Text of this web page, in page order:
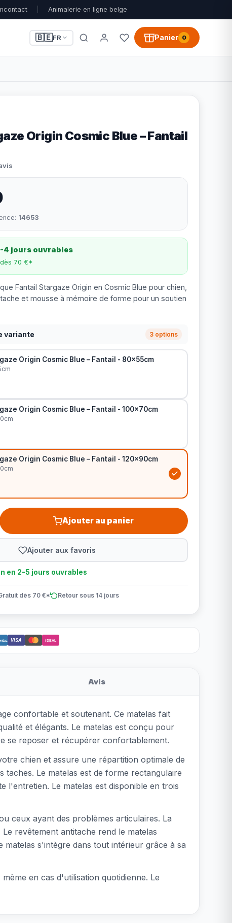
Animalerie en ligne belge
🇧🇪FR Panier 0
Origin Cosmic Blue – Fantail
14653
4 jours ouvrables
dès 70 €*
Fantail Stargaze Origin en Cosmic Blue pour chien,
et mousse à mémoire de forme pour un soutien
variante 3 options
Origin Cosmic Blue – Fantail - 80x55cm
Origin Cosmic Blue – Fantail - 100x70cm
Origin Cosmic Blue – Fantail - 120x90cm
Ajouter au panier
Ajouter aux favoris
en 2-5 jours ouvrables
dès 70 €* Retour sous 14 jours
VISA iDEAL
Avis
confortable et soutenant. Ce matelas fait
et élégants. Le matelas est conçu pour
se reposer et récupérer confortablement.
chien et assure une répartition optimale de
Le matelas est de forme rectangulaire
l'entretien. Le matelas est disponible en trois
ceux ayant des problèmes articulaires. La
revêtement antitache rend le matelas
s'intègre dans tout intérieur grâce à sa
en cas d'utilisation quotidienne. Le